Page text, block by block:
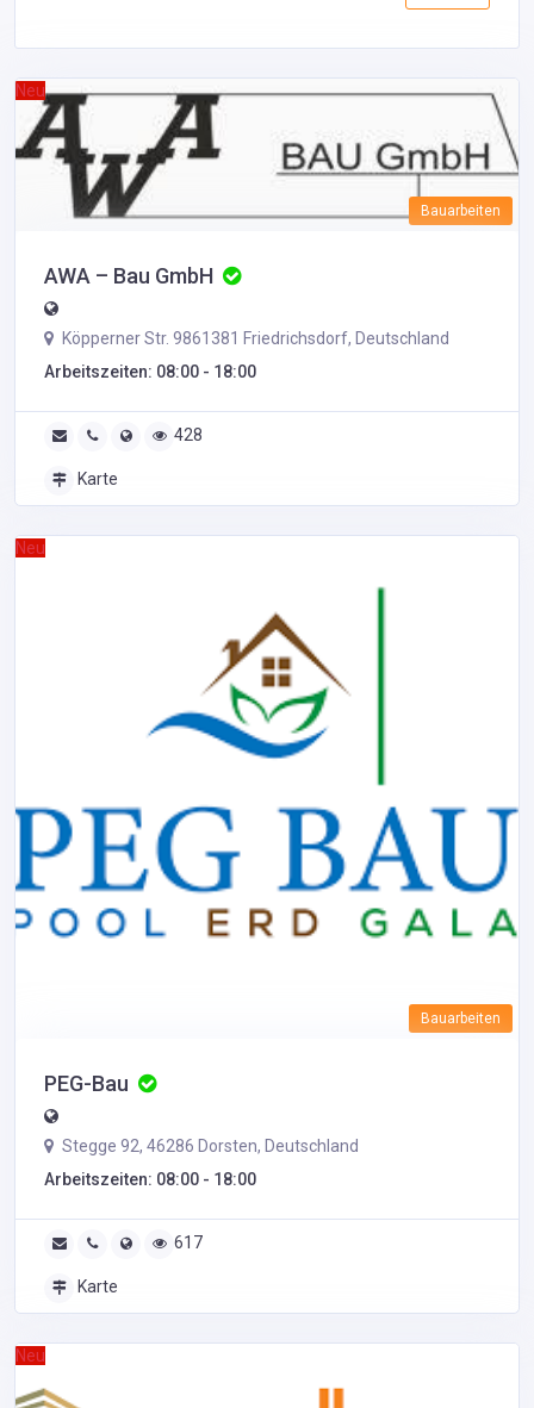
Neu
Bauarbeiten
AWA – Bau GmbH
Köpperner Str. 9861381 Friedrichsdorf, Deutschland
Arbeitszeiten: 08:00 - 18:00
428
Karte
Neu
Bauarbeiten
PEG-Bau
Stegge 92, 46286 Dorsten, Deutschland
Arbeitszeiten: 08:00 - 18:00
617
Karte
Neu